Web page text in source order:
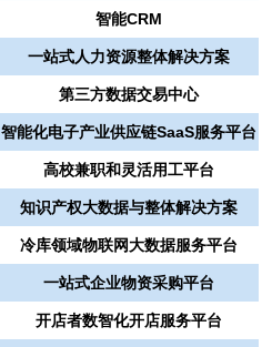
智能CRM
一站式人力资源整体解决方案
第三方数据交易中心
智能化电⼦产业供应链SaaS服务平台
高校兼职和灵活用工平台
知识产权大数据与整体解决方案
冷库领域物联网大数据服务平台
一站式企业物资采购平台
开店者数智化开店服务平台